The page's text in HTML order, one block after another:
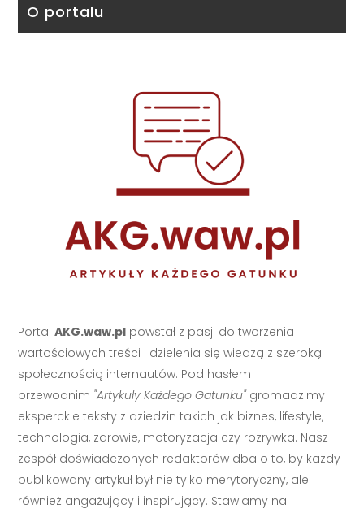
O portalu
PortalAKG.waw.pl powstał z pasji do tworzenia
wartościowych treści i dzielenia się wiedzą z szeroką
społecznością internautów. Pod hasłem
przewodnim "Artykuły Każdego Gatunku"gromadzimy
eksperckie teksty z dziedzin takich jak biznes, lifestyle,
technologia, zdrowie, motoryzacja czy rozrywka. Nasz
zespół doświadczonych redaktorów dba o to, by każdy
publikowany artykuł był nie tylko merytoryczny, ale
również angażujący i inspirujący. Stawiamy na